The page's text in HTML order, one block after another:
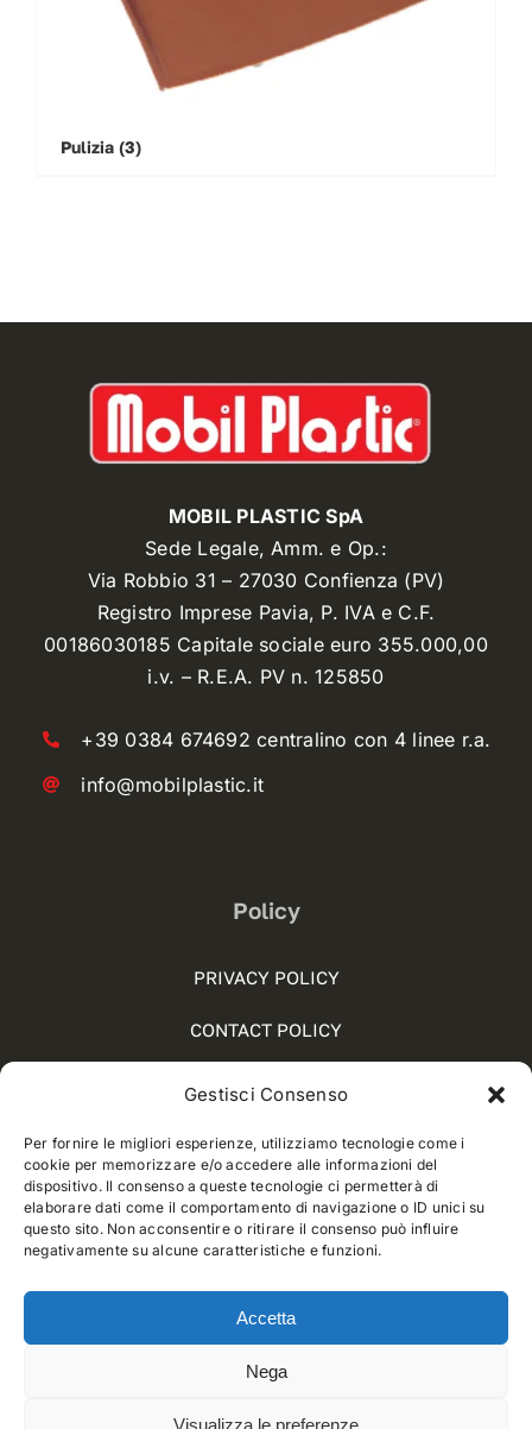
Gestisci Consenso
Per fornire le migliori esperienze, utilizziamo tecnologie come i
cookie per memorizzare e/o accedere alle informazioni del
dispositivo. Il consenso a queste tecnologie ci permetterà di
elaborare dati come il comportamento di navigazione o ID unici su
questo sito. Non acconsentire o ritirare il consenso può influire
negativamente su alcune caratteristiche e funzioni.
Accetta
Nega
Visualizza le preferenze
Pulizia (3)
MOBIL PLASTIC SpA
Sede Legale, Amm. e Op.:
Via Robbio 31 – 27030 Confienza (PV)
Registro Imprese Pavia, P. IVA e C.F.
00186030185 Capitale sociale euro 355.000,00
i.v. – R.E.A. PV n. 125850
+39 0384 674692 centralino con 4 linee r.a.
info@mobilplastic.it
Policy
PRIVACY POLICY
CONTACT POLICY
COOKIE POLICY (UE)
SOCIAL MEDIA POLICY
WHISTLEBLOWING
© 2012 - 2026 • Developed byWay Solutions